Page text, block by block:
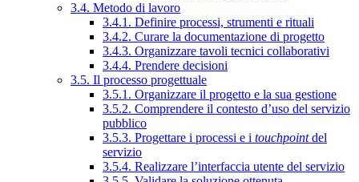
3.4. Metodo di lavoro
3.4.1. Definire processi, strumenti e rituali
3.4.2. Curare la documentazione di progetto
3.4.3. Organizzare tavoli tecnici collaborativi
3.4.4. Prendere decisioni
3.5. Il processo progettuale
3.5.1. Organizzare il progetto e la sua gestione
3.5.2. Comprendere il contesto d’uso del servizio
pubblico
3.5.3. Progettare i processi e i touchpointdel
servizio
3.5.4. Realizzare l’interfaccia utente del servizio